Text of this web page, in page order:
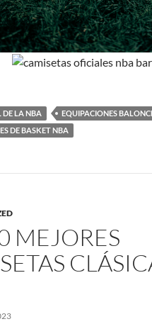
DE LA NBA
EQUIPACIONES
DE BASKET NBA
MEJORES